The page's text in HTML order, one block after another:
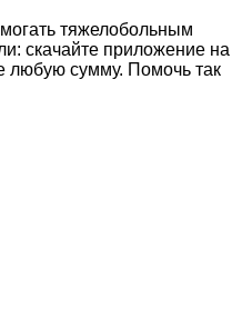
тяжелобольным
скачайте приложение на
любую сумму. Помочь так